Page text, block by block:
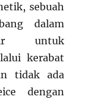
sebuah
dalam
untuk
kerabat
tidak ada
dengan